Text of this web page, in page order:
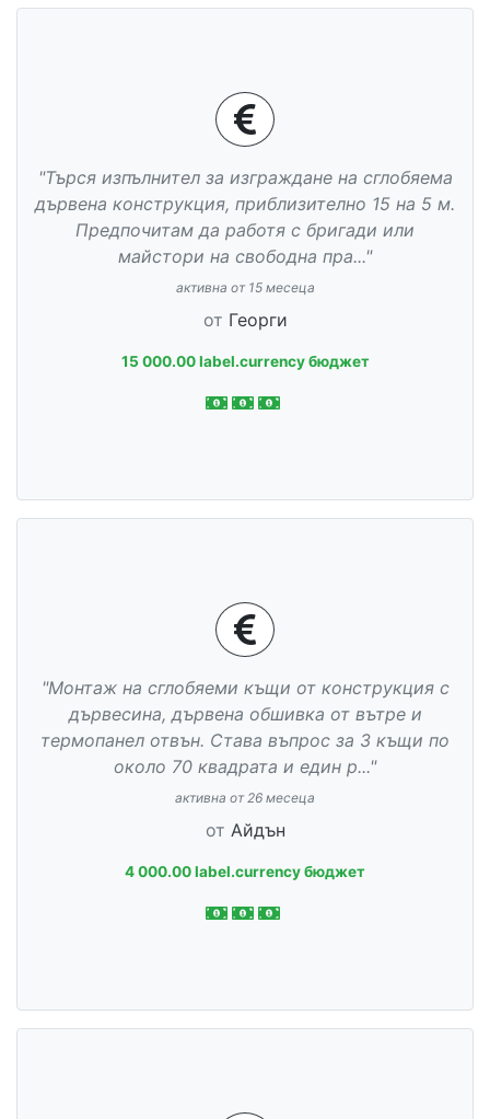
"Търся изпълнител за изграждане на сглобяема
дървена конструкция, приблизително 15 на 5 м.
Предпочитам да работя с бригади или
майстори на свободна пра..."
активна от 15 месеца
от Георги
15 000.00 label.currency бюджет
"Монтаж на сглобяеми къщи от конструкция с
дървесина, дървена обшивка от вътре и
термопанел отвън. Става въпрос за 3 къщи по
около 70 квадрата и един р..."
активна от 26 месеца
от Айдън
4 000.00 label.currency бюджет